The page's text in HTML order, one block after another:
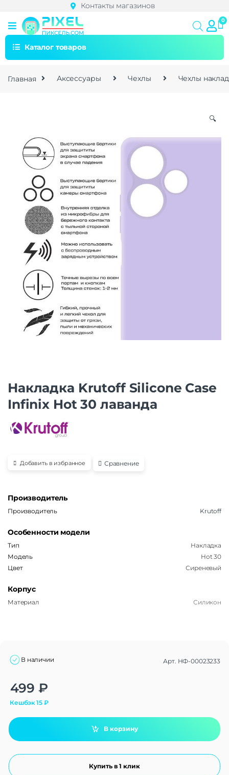
Контакты магазинов
Каталог товаров
Главная Аксессуары Чехлы Чехлы
🔍
Накладка Krutoff Silicone Case
Infinix Hot 30 лаванда
Добавить в избранное Сравнение
Производитель
Производитель Krutoff
Особенности модели
Тип
Накладка
Модель
Hot 30
Цвет
Сиреневый
Корпус
Материал Силикон
В наличии Арт. НФ-00023233
499 ₽
Кешбэк15₽
В корзину
Купить в 1 клик
Alternative: